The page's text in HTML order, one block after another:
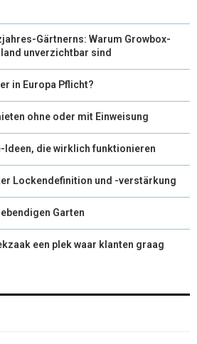
Gärtnerns: Warum Growbox-
unverzichtbar sind
in Europa Pflicht?
ohne oder mit Einweisung
Ideen, die wirklich funktionieren
Lockendefinition und -verstärkung
Garten
een plek waar klanten graag